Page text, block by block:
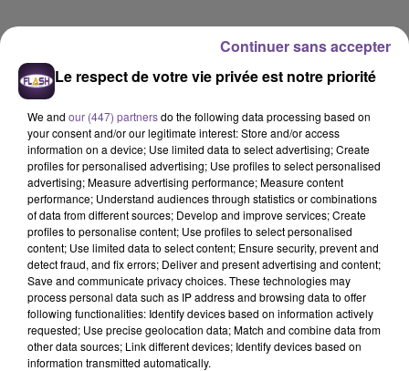
DERNIERS TITRES
FREYA SKYE
Silent Treatment
LOLA YOUNG
Messy (clean Edit)
SHAKIRA FEAT. BURNA
BOY
Dai Dai
18h09
18h09 18h06
18h06 18h03
18h03
Le respect de votre vie privée est notre priorité
We and our (447) partnersdo the following data processing based on
your consent and/or our legitimate interest: Store and/or access
information on a device; Use limited data to select advertising; Create
profiles for personalised advertising; Use profiles to select personalised
advertising; Measure advertising performance; Measure content
performance; Understand audiences through statistics or combinations
of data from different sources; Develop and improve services; Create
profiles to personalise content; Use profiles to select personalised
content; Use limited data to select content; Ensure security, prevent and
detect fraud, and fix errors; Deliver and present advertising and content;
Save and communicate privacy choices. These technologies may
process personal data such as IP address and browsing data to offer
following functionalities: Identify devices based on information actively
requested; Use precise geolocation data; Match and combine data from
other data sources; Link different devices; Identify devices based on
information transmitted automatically.
Continuer sans accepter